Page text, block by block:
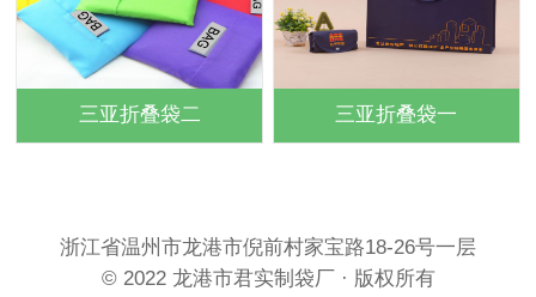
三亚折叠袋二 三亚折叠袋一
浙江省温州市龙港市倪前村家宝路18-26号一层
© 2022 龙港市君实制袋厂 · 版权所有